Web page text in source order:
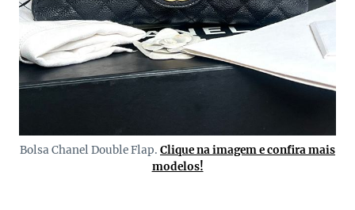
Bolsa Chanel Double Flap. Clique na imagem e confira mais
modelos!